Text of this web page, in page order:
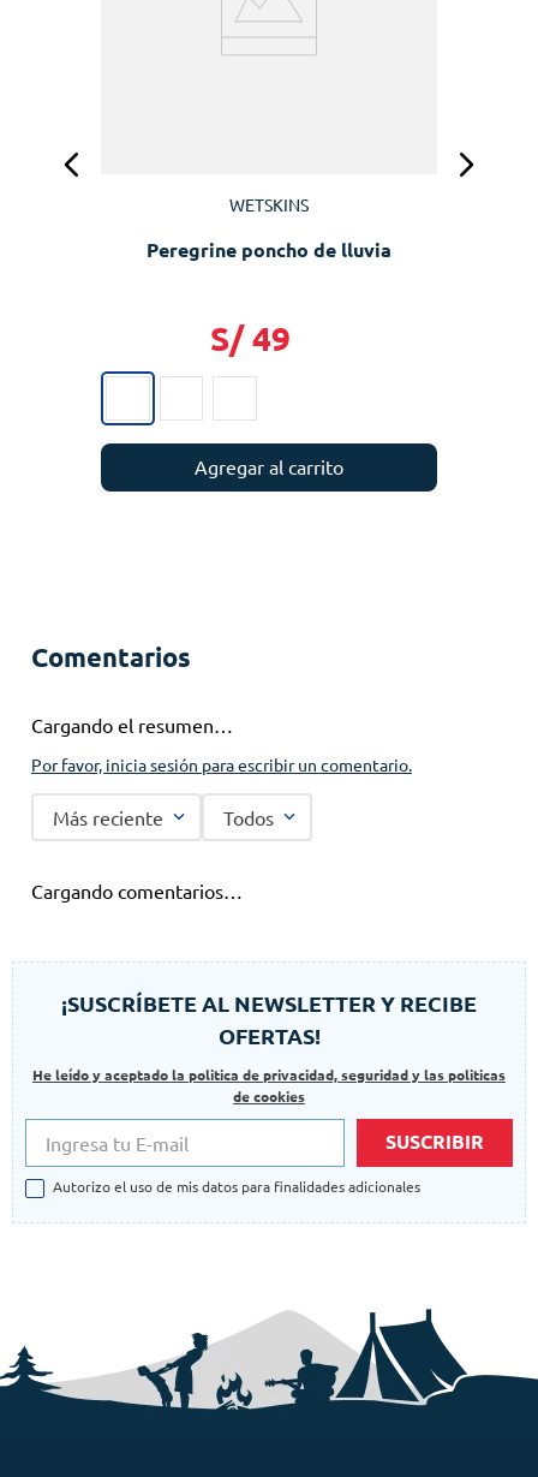
WETSKINS
Peregrine poncho de lluvia
S/ 49
Agregar al carrito
Comentarios
Cargando el resumen…
Por favor, inicia sesión para escribir un comentario.
Más reciente Todos
Cargando comentarios…
¡SUSCRÍBETE AL NEWSLETTER Y RECIBE
OFERTAS!
He leído y aceptado la politica de privacidad, seguridad y las politicas
de cookies
SUSCRIBIR
Autorizo el uso de mis datos para finalidades adicionales